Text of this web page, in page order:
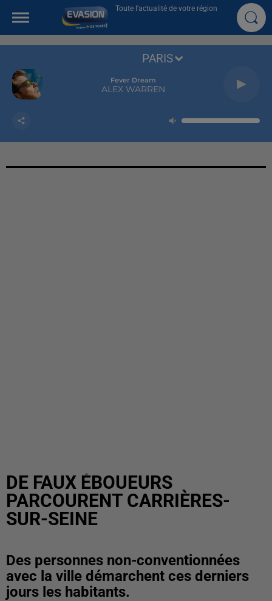
Toute l'actualité de votre région
Fever Dream
ALEX WARREN
PARIS
DE FAUX ÉBOUEURS
PARCOURENT CARRIÈRES-
SUR-SEINE
Des personnes non-conventionnées
avec la ville démarchent ces derniers
jours les habitants.